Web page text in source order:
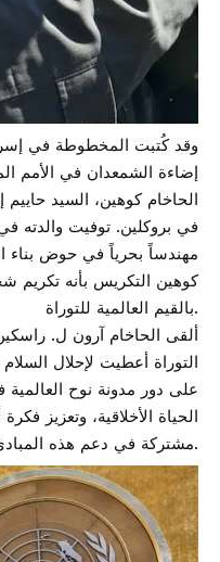
وقد كُتبت المخطوطة في
إضاءة الشمعدان في الأمم
الحاخام كوهين، السيد حاييم
في بروكلين. توفيت والدته
مهندساً بحرياً في حوض
كوهين التكريس بأنه تكريم
بالقيم العالمية للتوراة.
ألقى الحاخام آرون ل.
التوراة أعطيت لإحلال
على دور مدونة نوح العالمية
الحياة الأخلاقية، وتعزيز
مشتركة في دعم هذه المبادئ الأساسية.